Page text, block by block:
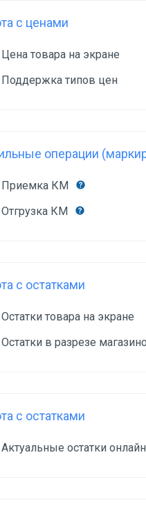
с ценами
Цена товара на экране
Поддержка типов цен
операции
Приемка КМ
Отгрузка КМ
с остатками
Остатки товара на экране
Остатки в разрезе
с остатками
Актуальные остатки